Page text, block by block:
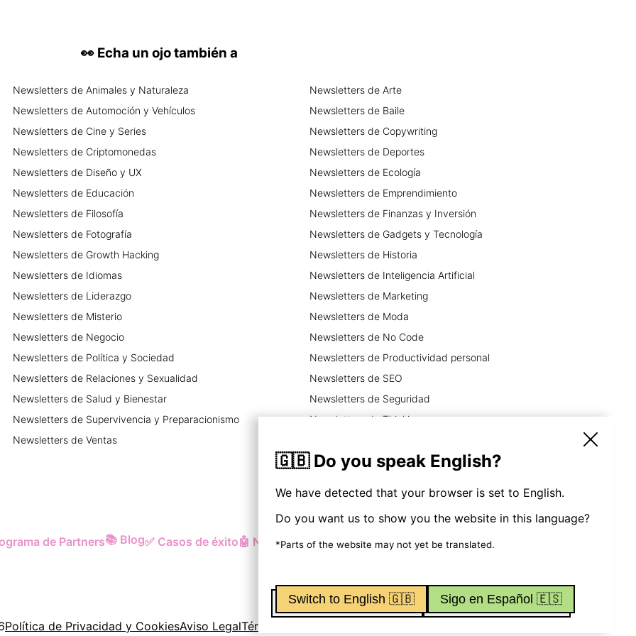
🇬🇧 Do you speak English?
We have detected that your browser is set to English.
Do you want us to show you the website in this language?
*Parts of the website may not yet be translated.
Switch to English 🇬🇧 Sigo en Español 🇪🇸
email, el cual será
emails no son
y tienen un
el texto o la
promocionar, y
a mi comunicación (sé
hacer clic, por eso no
y un formulario de
Soy un poco
llevar a la gente a
que: -En mi
muchos de mis
ver muchas de las
👀 Echa un ojo también a
Newslettersde Animales y Naturaleza Newslettersde Arte
Newslettersde Automoción y Vehículos Newslettersde Baile
Newslettersde Cine y Series Newslettersde Copywriting
Newslettersde Criptomonedas Newslettersde Deportes
Newslettersde Diseño y UX Newslettersde Ecología
Newslettersde Educación Newslettersde Emprendimiento
Newslettersde Filosofía Newslettersde Finanzas y Inversión
Newslettersde Fotografía Newslettersde Gadgets y Tecnología
Newslettersde Growth Hacking Newslettersde Historia
Newslettersde Idiomas Newslettersde Inteligencia Artificial
Newslettersde Liderazgo Newslettersde Marketing
Newslettersde Misterio Newslettersde Moda
Newslettersde Negocio Newslettersde No Code
Newslettersde Política y Sociedad Newslettersde Productividad personal
Newslettersde Relaciones y Sexualidad Newslettersde SEO
Newslettersde Salud y Bienestar Newslettersde Seguridad
Newslettersde Supervivencia y Preparacionismo Newslettersde Thinking
Newslettersde Ventas
de Partners📚 Blog✅ Casos de éxito🤖 Newsletter Tools
Política de Privacidad y CookiesAviso LegalTérminos y Condiciones